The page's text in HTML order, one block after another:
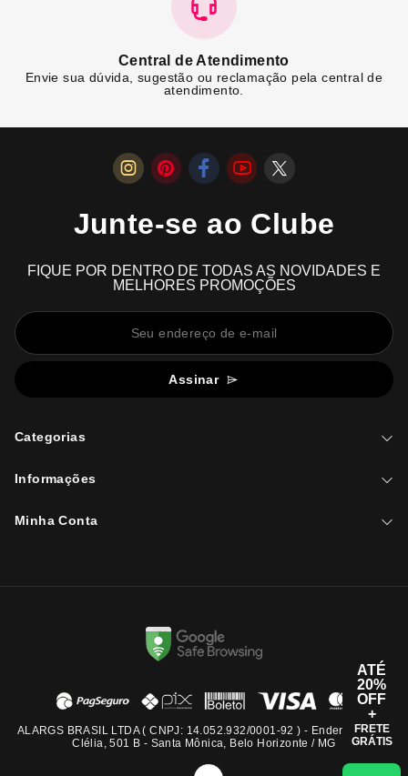
Central de Atendimento
Envie sua dúvida, sugestão ou reclamação pela central de
atendimento.
Junte-se ao Clube
FIQUE POR DENTRO DE TODAS AS NOVIDADES E
MELHORES PROMOÇÕES
Assinar
Categorias
Informações
Minha Conta
ALARGS BRASIL LTDA ( CNPJ: 14.052.932/0001-92 ) - Endereço: Rua
Clélia, 501 B - Santa Mônica, Belo Horizonte / MG
ATÉ
20%
OFF
+
FRETE
GRÁTIS